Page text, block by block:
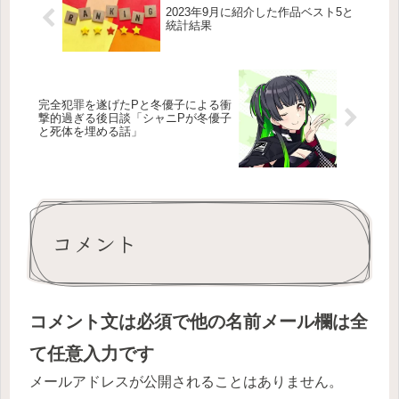
2023年9月に紹介した作品ベスト5と
統計結果
完全犯罪を遂げたPと冬優子による衝
撃的過ぎる後日談「シャニPが冬優子
と死体を埋める話」
コメント
コメント文は必須で他の名前メール欄は全
て任意入力です
メールアドレスが公開されることはありません。